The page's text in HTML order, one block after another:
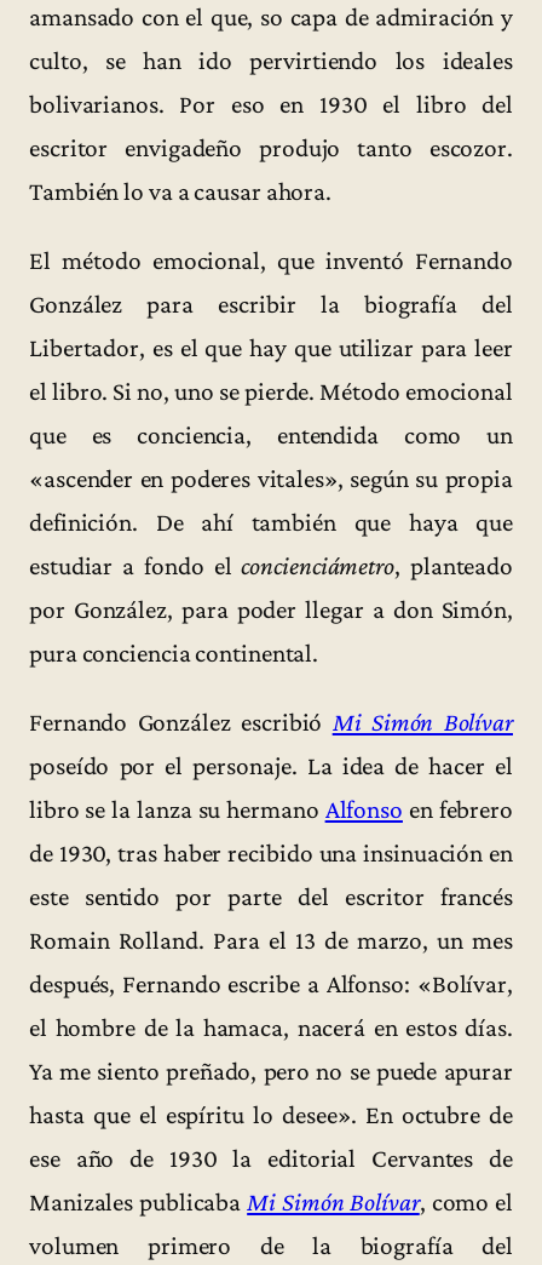
amansado con el que, so capa de admiración y
culto, se han ido pervirtiendo los ideales
bolivarianos. Por eso en 1930 el libro del
escritor envigadeño produjo tanto escozor.
También lo va a causar ahora.
El método emocional, que inventó Fernando
González para escribir la biografía del
Libertador, es el que hay que utilizar para leer
el libro. Si no, uno se pierde. Método emocional
que es conciencia, entendida como un
«ascender en poderes vitales», según su propia
definición. De ahí también que haya que
estudiar a fondo elconcienciámetro, planteado
por González, para poder llegar a don Simón,
pura conciencia continental.
Fernando González escribió Mi Simón Bolívar
poseído por el personaje. La idea de hacer el
libro se la lanza su hermano Alfonso en febrero
de 1930, tras haber recibido una insinuación en
este sentido por parte del escritor francés
Romain Rolland. Para el 13 de marzo, un mes
después, Fernando escribe a Alfonso: «Bolívar,
el hombre de la hamaca, nacerá en estos días.
Ya me siento preñado, pero no se puede apurar
hasta que el espíritu lo desee». En octubre de
ese año de 1930 la editorial Cervantes de
Manizales publicabaMi Simón Bolívar, como el
volumen primero de la biografía del